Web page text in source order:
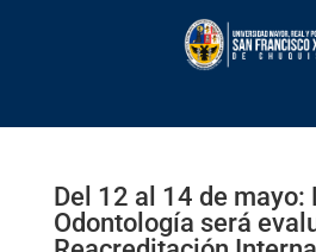
Del 12 al 14 de mayo:
Odontología será